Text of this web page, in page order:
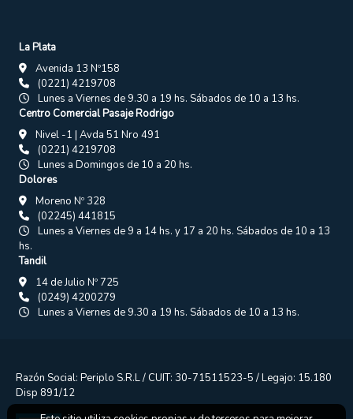
La Plata
Avenida 13 Nº158
(0221) 4219708
Lunes a Viernes de 9.30 a 19 hs. Sábados de 10 a 13 hs.
Centro Comercial Pasaje Rodrigo
Nivel -1 | Avda 51 Nro 491
(0221) 4219708
Lunes a Domingos de 10 a 20 hs.
Dolores
Moreno Nº 328
(02245) 441815
Lunes a Viernes de 9 a 14 hs. y 17 a 20 hs. Sábados de 10 a 13
hs.
Tandil
14 de Julio Nº 725
(0249) 4200279
Lunes a Viernes de 9.30 a 19 hs. Sábados de 10 a 13 hs.
Razón Social: Periplo S.R.L / CUIT: 30-71511523-5 / Legajo: 15.180
Disp 891/12